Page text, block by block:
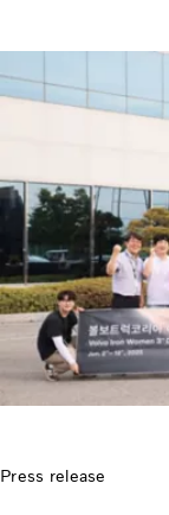
Press release